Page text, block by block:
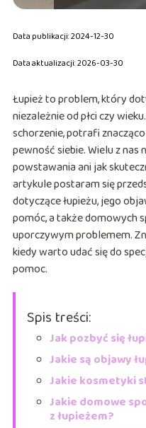
Data publikacji: 2024-12-30
Data aktualizacji: 2026-03-30
Łupież to problem, który
niezależnie od płci czy
schorzenie, potrafi
pewność siebie. Wielu z nas
powstawania ani jak
artykule postaram się
dotyczące łupieżu, jego
pomóc, a także domowych
uporczywym problemem.
kiedy warto udać się do
pomoc.
Spis treści:
Jak pozbyć się
Jakie są objawy
Jakie kosmetyki
Jakie domowe
z łupieżem?